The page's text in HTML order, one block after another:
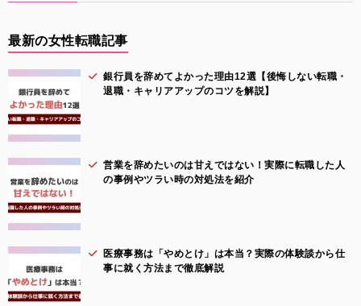
最新の女性転職記事
銀行員を辞めてよかった理由12選【後悔しない転職・
退職・キャリアアップのコツを解説】
営業を辞めたいのは甘えではない！実際に転職した人
の事例やツラい時の対処法を紹介
医療事務は「やめとけ」は本当？実際の体験談から仕
事に就く方法まで徹底解説